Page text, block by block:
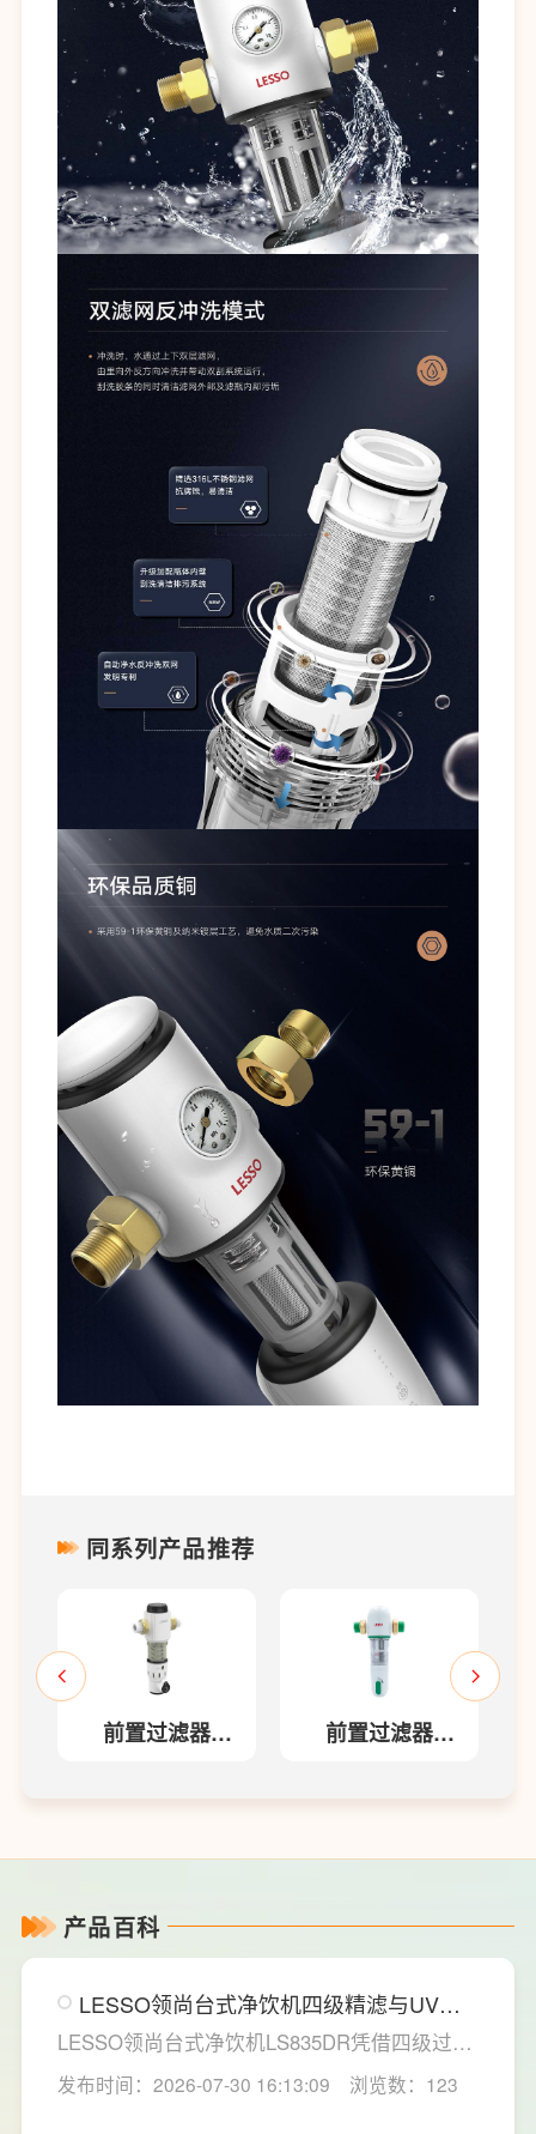
同系列产品推荐
前置过滤器
前置过滤器
产品百科
LESSO领尚台式净饮机四级精滤与UV杀
菌，构筑双重健康防线
LESSO领尚台式净饮机LS835DR凭借四级过滤
系统与稀土厚膜即热技术，为家庭直饮水场景
提供了一套兼具净化效率与使用灵活性的解决
发布时间：2026-07-30 16:13:09 浏览数：123